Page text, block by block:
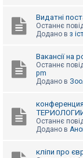
Видатні
Останнє
Додано в з
Вакансії на
Останнє
pm
Додано в
Останнє
Додано в
кліпи про